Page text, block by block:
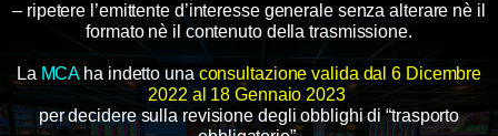
– ripetere l’emittente d’interesse generale senza alterare nè il
formato nè il contenuto della trasmissione.
La MCAha indetto unaconsultazione valida dal 6 Dicembre
2022 al 18 Gennaio 2023
per decidere sulla revisionedegli obblighi di “trasporto